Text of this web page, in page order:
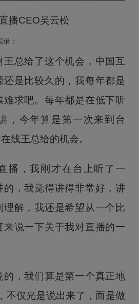
播CEO吴云松
：
王总给了这个机会，中国互
是比较久的，我每年都是
难求吧。每年都是在低下听
，今年算是第一次来到台
线王总给的机会。
播，我刚才在台上听了一
的，我觉得讲得非常好，讲
理解，我还是希望从一个比
来说一下关于我对直播的一
的，我们算是第一个真正地
不仅光是说出来了，而是做